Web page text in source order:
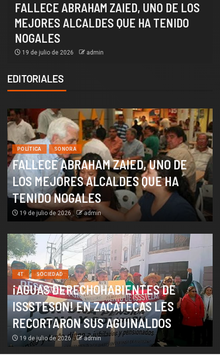
¡AGUAS DERECHOHABIENTES DE
ISSSTESON! EN ZACATECAS LES
RECORTARON SUS AGUINALDOS
19 de julio de 2026
EDITORIALES
POLÍTICA SONORA
FALLECE ABRAHAM ZAIED, UNO DE
LOS MEJORES ALCALDES QUE HA
TENIDO NOGALES
19 de julio de 2026 admin
4T SOCIEDAD
¡AGUAS DERECHOHABIENTES DE
ISSSTESON! EN ZACATECAS LES
RECORTARON SUS AGUINALDOS
19 de julio de 2026 admin